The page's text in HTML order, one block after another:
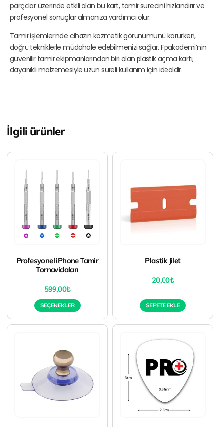
parçalar üzerinde etkili olan bu kart, tamir sürecini hızlandırır ve
profesyonel sonuçlar almanıza yardımcı olur.
Tamir işlemlerinde cihazın kozmetik görünümünü korurken,
doğru tekniklerle müdahale edebilmenizi sağlar. Fpakademi’nin
güvenilir tamir ekipmanlarından biri olan plastik açma kartı,
dayanıklı malzemesiyle uzun süreli kullanım için idealdir.
İlgili ürünler
Profesyonel iPhone Tamir
Tornavidaları
599,00₺
SEÇENEKLER
Plastik Jilet
20,00₺
SEPETE EKLE